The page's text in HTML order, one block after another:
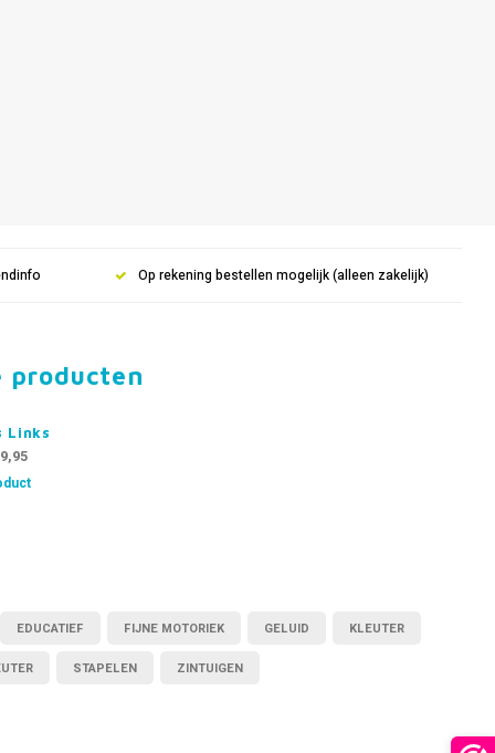
Op rekening bestellen mogelijk (alleen zakelijk)
producten
Links
EDUCATIEF FIJNE MOTORIEK GELUID KLEUTER
STAPELEN ZINTUIGEN